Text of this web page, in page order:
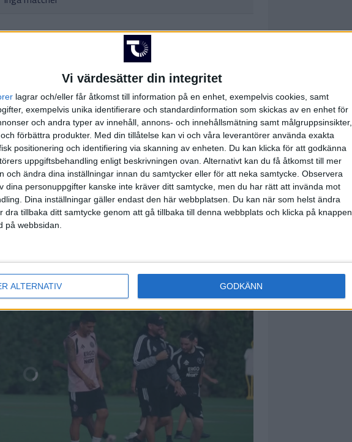
Vi värdesätter din integritet
lagrar och/eller får åtkomst till information på en enhet, exempelvis cookies, samt
exempelvis unika identifierare och standardinformation som skickas av en enhet för
och andra typer av innehåll, annons- och innehållsmätning samt målgruppsinsikter,
förbättra produkter. Med din tillåtelse kan vi och våra leverantörer använda exakta
positionering och identifiering via skanning av enheten. Du kan klicka för att godkänna
uppgiftsbehandling enligt beskrivningen ovan. Alternativt kan du få åtkomst till mer
och ändra dina inställningar innan du samtycker eller för att neka samtycke. Observera
dina personuppgifter kanske inte kräver ditt samtycke, men du har rätt att invända mot
Dina inställningar gäller endast den här webbplatsen. Du kan när som helst ändra
dra tillbaka ditt samtycke genom att gå tillbaka till denna webbplats och klicka på knappen
på webbsidan.
ALTERNATIV GODKÄNN
Inga matcher
Inga matcher
hela TV-tablån